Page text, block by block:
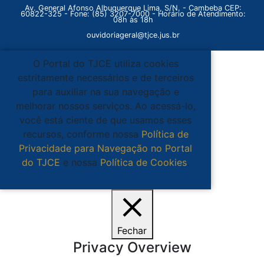
Av. General Afonso Albuquerque Lima, S/N. - Cambeba CEP:
60822-325 - Fone: (85) 3207-7000 - Horário de Atendimento:
08h às 18h
ouvidoriageral@tjce.jus.br
O Portal do TJCE utiliza cookies
estritamente necessários e de terceiros
para auxiliar na sua navegação e
melhorar nossos serviços. Ao acessá-lo,
você está ciente de que usamos esses
recursos, conforme nossa Política de
Privacidade para Navegação no Portal
do TJCE e nossa Política de Cookies.
Fechar
Privacy Overview